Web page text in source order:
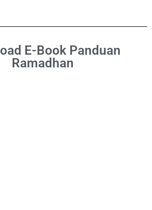
E-Book Panduan
Ramadhan